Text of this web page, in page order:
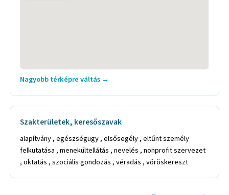
Nagyobb térképre váltás →
Szakterületek, keresőszavak
alapítvány , egészségügy , elsősegély , eltűnt személy
felkutatása , menekültellátás , nevelés , nonprofit szervezet
, oktatás , szociális gondozás , véradás , vöröskereszt